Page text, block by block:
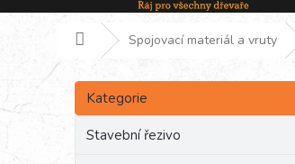
Domů Spojovací materiál a vruty
P
s
Přeskočit
kategorie
Kategorie
Stavební řezivo